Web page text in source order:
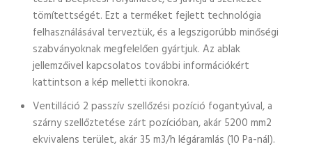
tömítettségét. Ezt a terméket fejlett technológia
felhasználásával terveztük, és a legszigorúbb minőségi
szabványoknak megfelelően gyártjuk. Az ablak
jellemzőivel kapcsolatos további információkért
kattintson a kép melletti ikonokra.
Ventilláció 2 passzív szellőzési pozíció fogantyúval, a
szárny szellőztetése zárt pozícióban, akár 5200 mm2
ekvivalens terület, akár 35 m3/h légáramlás (10 Pa-nál).